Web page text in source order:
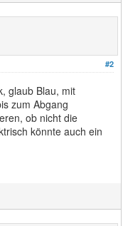
#2
glaub Blau, mit
zum Abgang
ob nicht die
könnte auch ein